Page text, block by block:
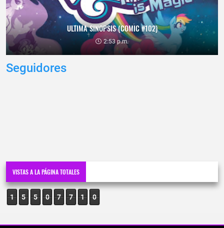
ULTIMA SINOPSIS (COMIC #102)
2:53 p.m.
Seguidores
VISTAS A LA PÁGINA TOTALES
1 5 5 0 7 7 1 0